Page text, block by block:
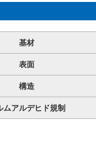
基材
表面
構造
ムアルデヒド規制